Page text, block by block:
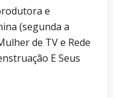
e
(segunda a
de TV e Rede
E Seus